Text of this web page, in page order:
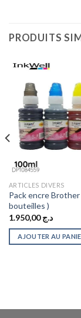
PRODUITS
ARTICLES DIVERS
Pack encre
bouteilles )
د.ج1.950,00
AJOUTER AU